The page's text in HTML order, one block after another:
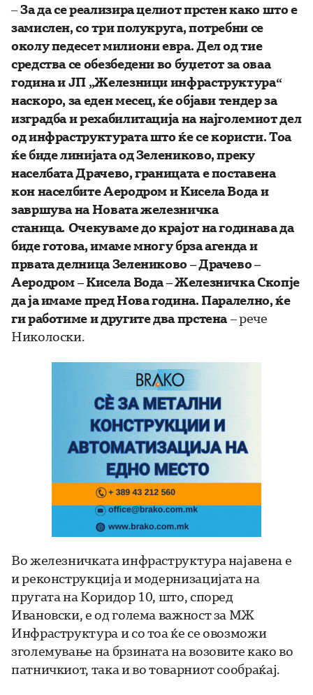
–За да се реализира целиот прстен како што е
замислен, со три полукруга, потребни се
околу педесет милиони евра. Дел од тие
средства се обезбедени во буџетот за оваа
година и ЈП „Железници инфраструктура“
наскоро, за еден месец, ќе објави тендер за
изградба и рехабилитација на најголемиот дел
од инфраструктурата што ќе се користи. Тоа
ќе биде линијата од Зелениково, преку
населбата Драчево, границата е поставена
кон населбите Аеродром и Кисела Вода и
завршува на Новата железничка
станица. Очекуваме до крајот на годинава да
биде готова, имаме многу брза агенда и
првата делница Зелениково – Драчево –
Аеродром – Кисела Вода – Железничка Скопје
да ја имаме пред Нова година. Паралелно, ќе
ги работиме и другите два прстена– рече
Николоски.
Во железничката инфраструктура најавена е
и реконструкција и модернизацијата на
пругата на Коридор 10, што, според
Ивановски, е од голема важност за МЖ
Инфраструктура и со тоа ќе се овозможи
зголемување на брзината на возовите како во
патничкиот, така и во товарниот сообраќај.